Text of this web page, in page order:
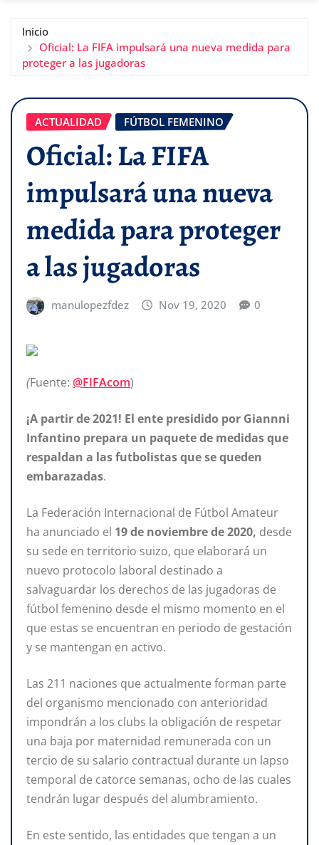
Inicio
Oficial: La FIFA impulsará una nueva medida para
proteger a las jugadoras
ACTUALIDAD FÚTBOL FEMENINO
Oficial: La FIFA
impulsará una nueva
medida para proteger
a las jugadoras
manulopezfdez Nov 19, 2020 0
(Fuente: @FIFAcom)
¡A partir de 2021! El ente presidido por Giannni
Infantino prepara un paquete de medidas que
respaldan a las futbolistas que se queden
embarazadas.
La Federación Internacional de Fútbol Amateur
ha anunciado el 19 de noviembre de 2020, desde
su sede en territorio suizo, que elaborará un
nuevo protocolo laboral destinado a
salvaguardar los derechos de las jugadoras de
fútbol femenino desde el mismo momento en el
que estas se encuentran en periodo de gestación
y se mantengan en activo.
Las 211 naciones que actualmente forman parte
del organismo mencionado con anterioridad
impondrán a los clubs la obligación de respetar
una baja por maternidad remunerada con un
tercio de su salario contractual durante un lapso
temporal de catorce semanas, ocho de las cuales
tendrán lugar después del alumbramiento.
En este sentido, las entidades que tengan a un